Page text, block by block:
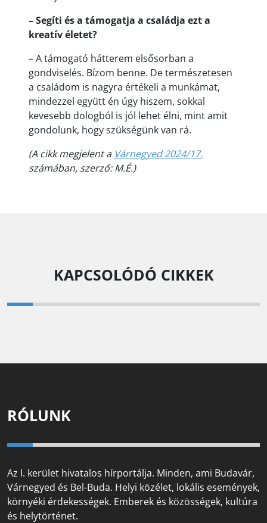
– Segíti és a támogatja a családja ezt a
kreatív életet?
– A támogató hátterem elsősorban a
gondviselés. Bízom benne. De természetesen
a családom is nagyra értékeli a munkámat,
mindezzel együtt én úgy hiszem, sokkal
kevesebb dologból is jól lehet élni, mint amit
gondolunk, hogy szükségünk van rá.
(A cikk megjelent a Várnegyed 2024/17.
számában, szerző: M.É.)
KAPCSOLÓDÓ CIKKEK
RÓLUNK
Az I. kerület hivatalos hírportálja. Minden, ami Budavár,
Várnegyed és Bel-Buda. Helyi közélet, lokális események,
környéki érdekességek. Emberek és közösségek, kultúra
és helytörténet.